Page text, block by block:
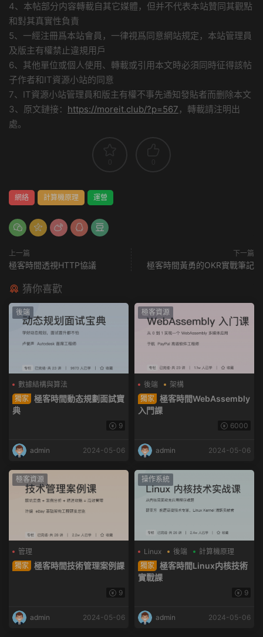
4、本帖部分内容轉載自其它媒體，但并不代表本站贊同其觀點
和對其真實性負責
5、一經注冊爲本站會員，一律視爲同意網站規定，本站管理員
及版主有權禁止違規用戶
6、其他單位或個人使用、轉載或引用本文時必須同時征得該帖
子作者和IT資源小站的同意
7、IT資源小站管理員和版主有權不事先通知發貼者而删除本文
3、原文鏈接： https://moreit.club/?p=567 ，轉載請注明出
處。
網絡 計算機原理 運營
上一篇
極客時間透視HTTP協議
下一篇
極客時間黃勇的OKR實戰筆記
猜你喜歡
後端
數據結構與算法
獨家 極客時間動态規劃面試寶
典
9
admin 2024-05-06
極客資源
後端
架構
獨家 極客時間WebAssembly
入門課
6000
admin 2024-05-06
極客資源
管理
獨家 極客時間技術管理案例課
9
admin 2024-05-06
操作系統
Linux 後端
計算機原理
獨家 極客時間Linux内核技術
實戰課
9
admin 2024-05-06